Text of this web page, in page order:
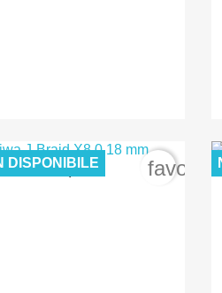
 Anteprima
30,00 €
DISPONIBILE